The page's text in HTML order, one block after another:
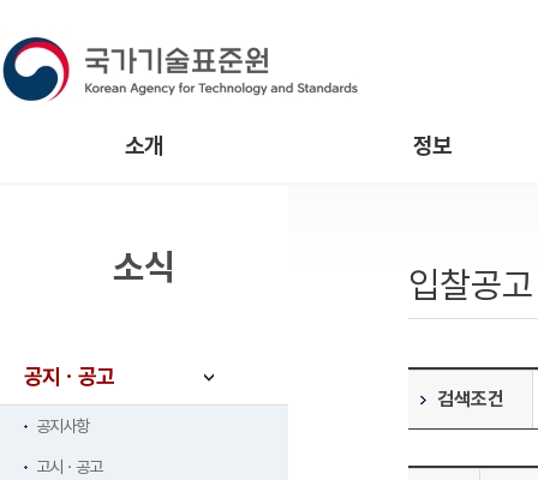
소개 정보
입찰공고
검색조건
소식
공지ㆍ공고
공지사항
고시ㆍ공고